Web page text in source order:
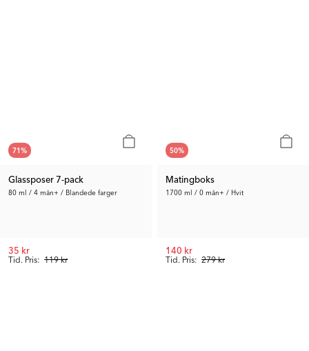
71%
Glassposer 7-pack
80 ml / 4 mån+ / Blandede farger
Tid. Pris: 119 kr
35 kr
50%
Matingboks
1700 ml / 0 mån+ / Hvit
Tid. Pris: 279 kr
140 kr